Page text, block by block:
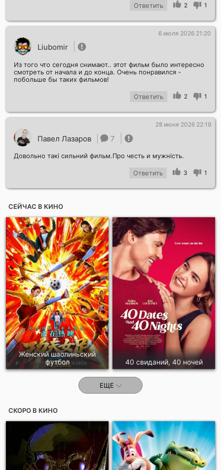
Ответить 2 1
Liubomir
6 июля 2026 21:20
Из того что сегодня снимают.. этот фильм было интересно
смотреть от начала и до конца. Очень понравился -
побольше бы таких фильмов!
Ответить 2 1
Павел Лазаров 7
28 июня 2026 22:19
Довольно такі сильний фильм.Про честь и мужність.
Ответить 3 1
СЕЙЧАС В КИНО
Женский шаолиньский
футбол
40 свиданий, 40 ночей
ЕЩЕ
СКОРО В КИНО